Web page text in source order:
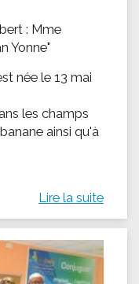
: Mme
Yonne"
née le 13 mai
les champs
ainsi qu'à
Lire la suite